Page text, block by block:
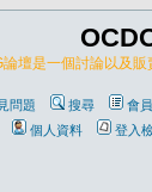
論壇是一個討論以及
問題 搜尋
會
個人資料
登入